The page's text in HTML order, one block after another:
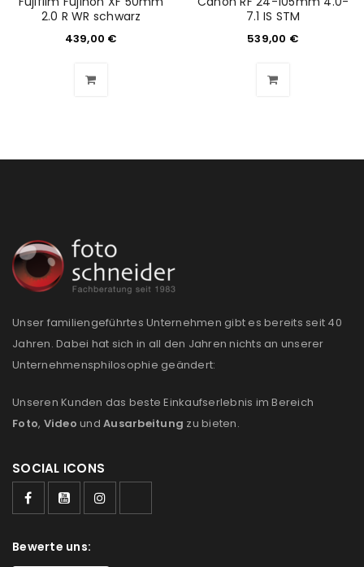
Angemeldet bleiben
ANMELDEN
Ein Link zum Erstellen eines neuen Passworts wird an
deine E-Mail-Adresse gesendet.
Please select all the ways you would like to hear from
us
Ja, ich möchte ein Kundenkonto eröffnen und
REGISTRIEREN
2.0 R WR schwarz
439,00 €
7.1 IS STM
539,00 €
Unser familiengeführtes Unternehmen gibt es bereits seit 40
Jahren. Dabei hat sich in all den Jahren nichts an unserer
Unternehmensphilosophie geändert:
Unseren Kunden das beste Einkaufserlebnis im Bereich
Foto, Video und Ausarbeitung zu bieten.
SOCIAL ICONS
Bewerte uns: